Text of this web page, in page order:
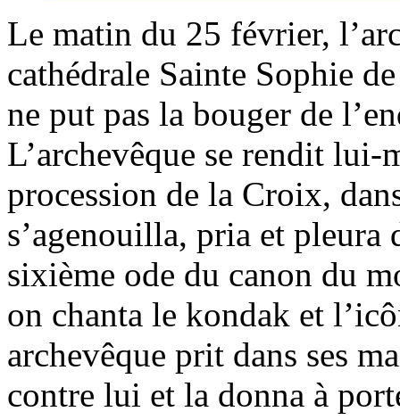
Le matin du 25 février,
cathédrale Sainte Sophie
ne put pas la bouger de
L’archevêque se rendit lui-
procession de la Croix,
s’agenouilla, pria et pleura
sixième ode du canon du
on chanta le kondak et
archevêque prit dans ses
contre lui et la donna à